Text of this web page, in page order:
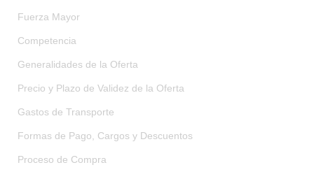
Fuerza Mayor
Competencia
Generalidades de la Oferta
Precio y Plazo de Validez de la Oferta
Gastos de Transporte
Formas de Pago, Cargos y Descuentos
Proceso de Compra